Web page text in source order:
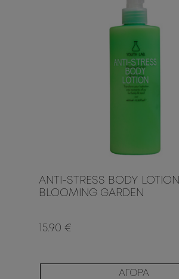
ANTI-STRESS BODY LOTION
BLOOMING GARDEN
15.90 €
ΑΓΟΡΑ